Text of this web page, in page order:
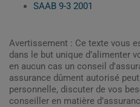
SAAB 9-3 2001
Avertissement : Ce texte vous
dans le but unique d’alimenter
en aucun cas un conseil
assurance dûment autorisé
personnelle, discuter de vos
conseiller en matière